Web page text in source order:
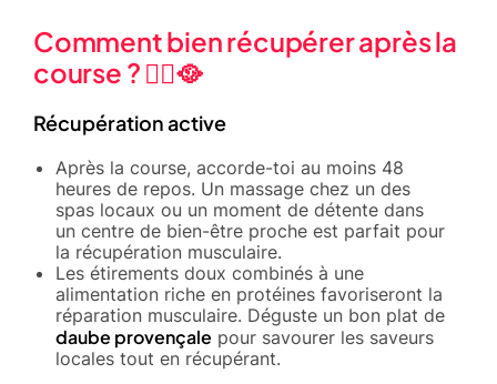
Comment bien récupérer après la
course ? 🧘‍♂️🥘
Récupération active
Après la course, accorde-toi au moins 48
heures de repos. Un massage chez un des
spas locaux ou un moment de détente dans
un centre de bien-être proche est parfait pour
la récupération musculaire.
Les étirements doux combinés à une
alimentation riche en protéines favoriseront la
réparation musculaire. Déguste un bon plat de
daube provençale pour savourer les saveurs
locales tout en récupérant.